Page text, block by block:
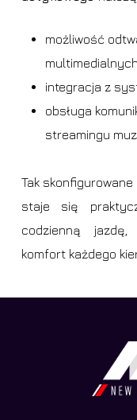
możliwość
multimedialnych,
integracja z
obsługa
streamingu
Tak skonfigurowane
staje się
codzienną
komfort każdego